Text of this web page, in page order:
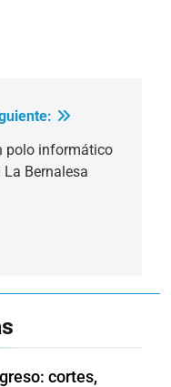
polo informático
La Bernalesa
cortes,